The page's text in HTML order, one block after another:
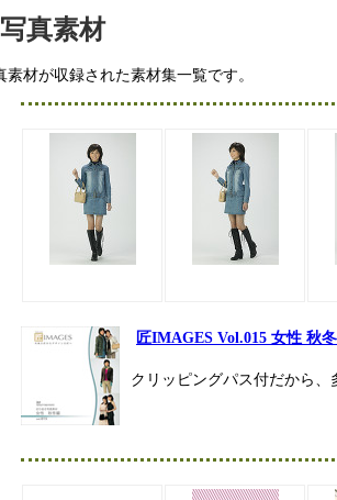
真素材
素材が収録された素材集一覧です。
匠IMAGES Vol.015 女性 秋
クリッピングパス付だから